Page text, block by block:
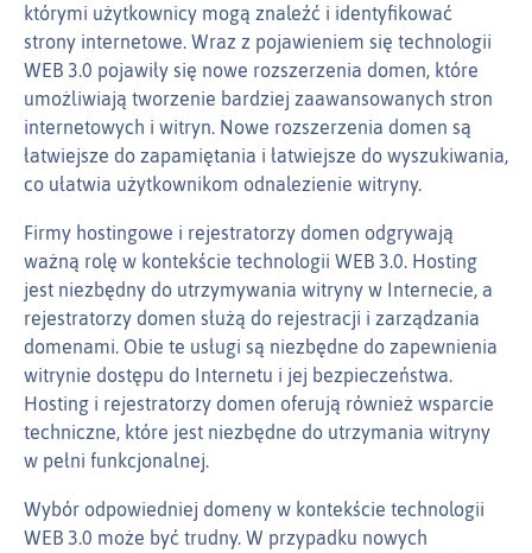
którymi użytkownicy mogą znaleźć i identyfikować
strony internetowe. Wraz z pojawieniem się technologii
WEB 3.0 pojawiły się nowe rozszerzenia domen, które
umożliwiają tworzenie bardziej zaawansowanych stron
internetowych i witryn. Nowe rozszerzenia domen są
łatwiejsze do zapamiętania i łatwiejsze do wyszukiwania,
co ułatwia użytkownikom odnalezienie witryny.
Firmy hostingowe i rejestratorzy domen odgrywają
ważną rolę w kontekście technologii WEB 3.0. Hosting
jest niezbędny do utrzymywania witryny w Internecie, a
rejestratorzy domen służą do rejestracji i zarządzania
domenami. Obie te usługi są niezbędne do zapewnienia
witrynie dostępu do Internetu i jej bezpieczeństwa.
Hosting i rejestratorzy domen oferują również wsparcie
techniczne, które jest niezbędne do utrzymania witryny
w pełni funkcjonalnej.
Wybór odpowiedniej domeny w kontekście technologii
WEB 3.0 może być trudny. W przypadku nowych